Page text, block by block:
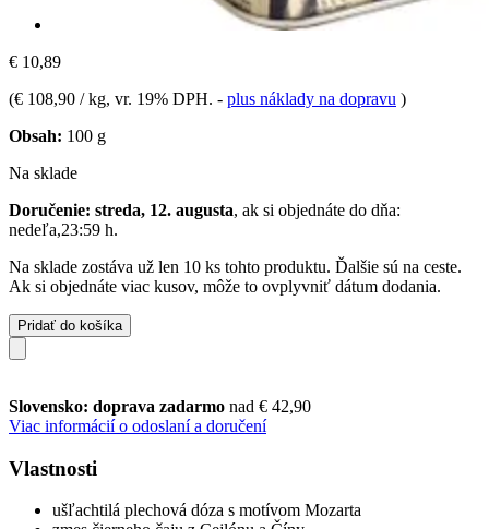
€ 10,89
(€ 108,90 / kg, vr. 19% DPH. - plus náklady na dopravu )
Obsah: 100 g
Na sklade
Doručenie: streda, 12. augusta, ak si objednáte do dňa:
nedeľa,23:59 h.
Na sklade zostáva už len 10 ks tohto produktu. Ďalšie sú na ceste.
Ak si objednáte viac kusov, môže to ovplyvniť dátum dodania.
Pridať do košíka
Slovensko: doprava zadarmo nad € 42,90
Viac informácií o odoslaní a doručení
Vlastnosti
ušľachtilá plechová dóza s motívom Mozarta